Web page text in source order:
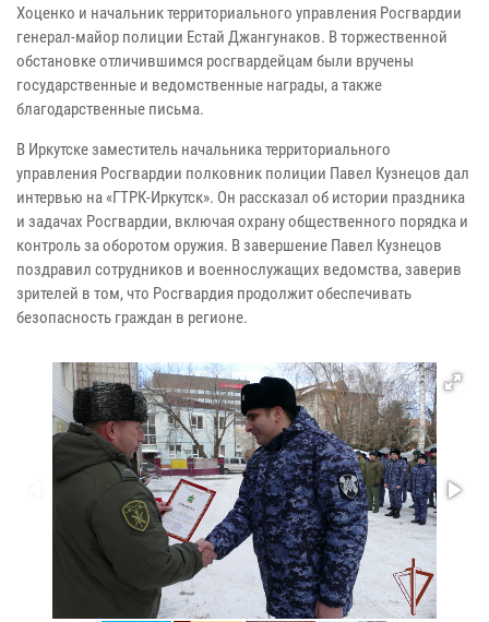
Хоценко и начальник территориального управления Росгвардии
генерал-майор полиции Естай Джангунаков. В торжественной
обстановке отличившимся росгвардейцам были вручены
государственные и ведомственные награды, а также
благодарственные письма.
В Иркутске заместитель начальника территориального
управления Росгвардии полковник полиции Павел Кузнецов дал
интервью на «ГТРК-Иркутск». Он рассказал об истории праздника
и задачах Росгвардии, включая охрану общественного порядка и
контроль за оборотом оружия. В завершение Павел Кузнецов
поздравил сотрудников и военнослужащих ведомства, заверив
зрителей в том, что Росгвардия продолжит обеспечивать
безопасность граждан в регионе.